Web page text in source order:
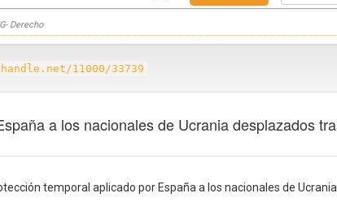
Derecho
11000/33739
a los nacionales de Ucrania desplazados
temporal aplicado por España a los nacionales de